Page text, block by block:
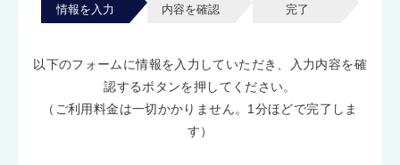
情報を入力 内容を確認 完了
以下のフォームに情報を入力していただき、入力内容を確
認するボタンを押してください。
（ご利用料金は一切かかりません。1分ほどで完了しま
す）